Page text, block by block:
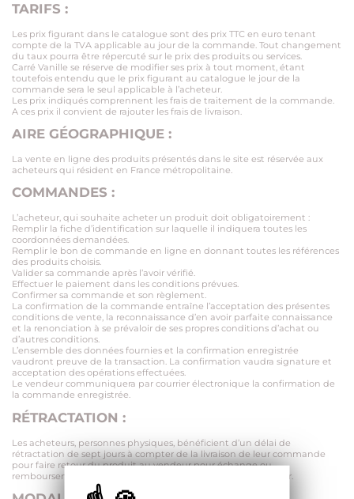
TARIFS :
Les prix figurant dans le catalogue sont des prix TTC en euro tenant
compte de la TVA applicable au jour de la commande. Tout changement
du taux pourra être répercuté sur le prix des produits ou services.
Carré Vanille se réserve de modifier ses prix à tout moment, étant
toutefois entendu que le prix figurant au catalogue le jour de la
commande sera le seul applicable à l’acheteur.
Les prix indiqués comprennent les frais de traitement de la commande.
A ces prix il convient de rajouter les frais de livraison.
AIRE GÉOGRAPHIQUE :
La vente en ligne des produits présentés dans le site est réservée aux
acheteurs qui résident en France métropolitaine.
COMMANDES :
L’acheteur, qui souhaite acheter un produit doit obligatoirement :
Remplir la fiche d’identification sur laquelle il indiquera toutes les
coordonnées demandées.
Remplir le bon de commande en ligne en donnant toutes les références
des produits choisis.
Valider sa commande après l’avoir vérifié.
Effectuer le paiement dans les conditions prévues.
Confirmer sa commande et son règlement.
La confirmation de la commande entraîne l’acceptation des présentes
conditions de vente, la reconnaissance d’en avoir parfaite connaissance
et la renonciation à se prévaloir de ses propres conditions d’achat ou
d’autres conditions.
L’ensemble des données fournies et la confirmation enregistrée
vaudront preuve de la transaction. La confirmation vaudra signature et
acceptation des opérations effectuées.
Le vendeur communiquera par courrier électronique la confirmation de
la commande enregistrée.
RÉTRACTATION :
Les acheteurs, personnes physiques, bénéficient d’un délai de
rétractation de sept jours à compter de la livraison de leur commande
pour faire retour du produit au vendeur pour échange ou
remboursement sans pénalité, à l’exception des frais de retour.